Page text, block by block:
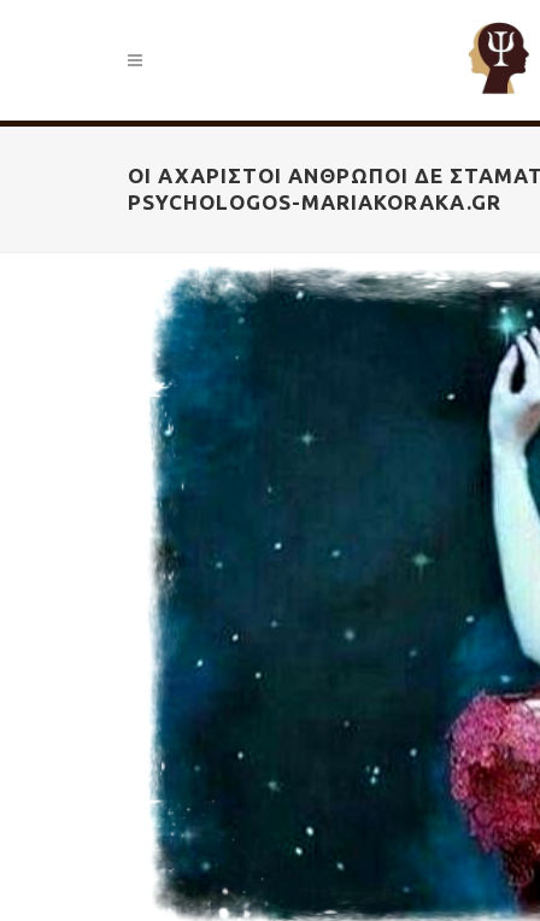
ΟΙ ΑΧΆΡΙΣΤΟΙ ΆΝΘΡΩΠΟΙ ΔΕ
PSYCHOLOGOS-MARIAKORAKA.GR